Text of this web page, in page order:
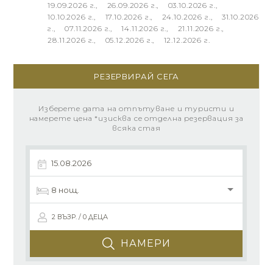
19.09.2026 г., 26.09.2026 г., 03.10.2026 г.,
10.10.2026 г., 17.10.2026 г., 24.10.2026 г., 31.10.2026
г., 07.11.2026 г., 14.11.2026 г., 21.11.2026 г.,
28.11.2026 г., 05.12.2026 г., 12.12.2026 г.
РЕЗЕРВИРАЙ СЕГА
Изберете дата на отпътуване и туристи и
намерете цена *изисква се отделна резервация за
всяка стая
2 ВЪЗР. / 0 ДЕЦА
НАМЕРИ